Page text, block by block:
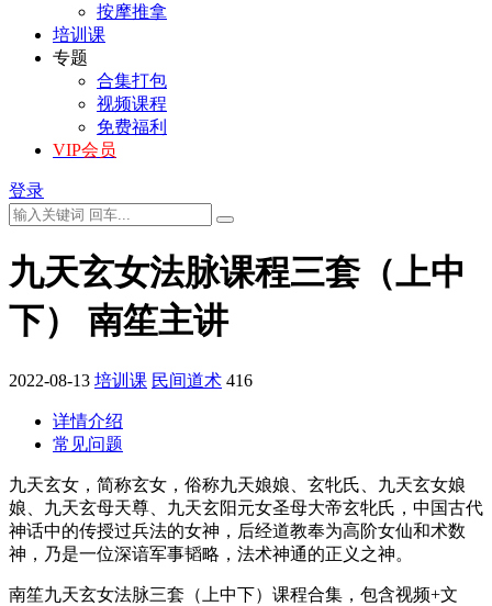
按摩推拿
培训课
专题
合集打包
视频课程
免费福利
VIP会员
登录
九天玄女法脉课程三套（上中
下） 南笙主讲
2022-08-13 培训课 民间道术 416
详情介绍
常见问题
九天玄女，简称玄女，俗称九天娘娘、玄牝氏、九天玄女娘
娘、九天玄母天尊、九天玄阳元女圣母大帝玄牝氏，中国古代
神话中的传授过兵法的女神，后经道教奉为高阶女仙和术数
神，乃是一位深谙军事韬略，法术神通的正义之神。
南笙九天玄女法脉三套（上中下）课程合集，包含视频+文